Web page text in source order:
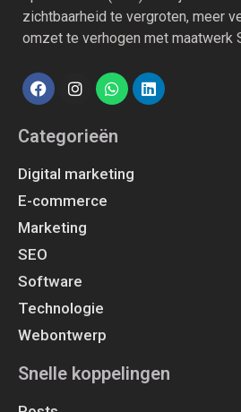
zichtbaarheid te vergroten, meer
omzet te verhogen met maatwerk
Categorieën
Digital marketing
E-commerce
Marketing
SEO
Software
Technologie
Webontwerp
Snelle koppelingen